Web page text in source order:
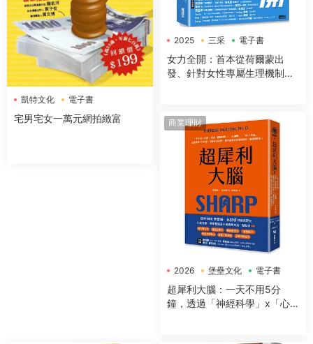
凱特文化 電子書
宅男宅女一萬元網拍緻富
2025 三采 電子書
女力全開：首本從荷爾蒙出
發、針對女性專屬生理機制與
商業理財
2026 堡壘文化 電子書
超犀利大腦：一天不用5分
鐘，透過「神經科學」x「心